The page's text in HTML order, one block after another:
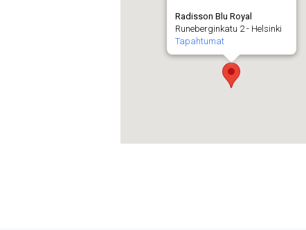
Radisson Blu Royal
Runeberginkatu 2 - Helsinki
Tapahtumat